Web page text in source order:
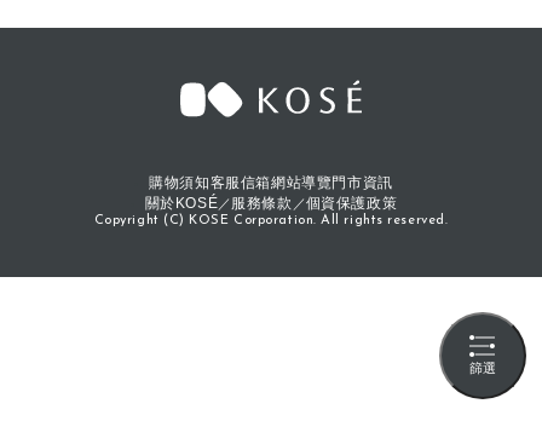
篩選
購物須知客服信箱網站導覽門市資訊
關於KOSÉ
服務條款 個資保護政策
Copyright (C) KOSE Corporation. All rights reserved.